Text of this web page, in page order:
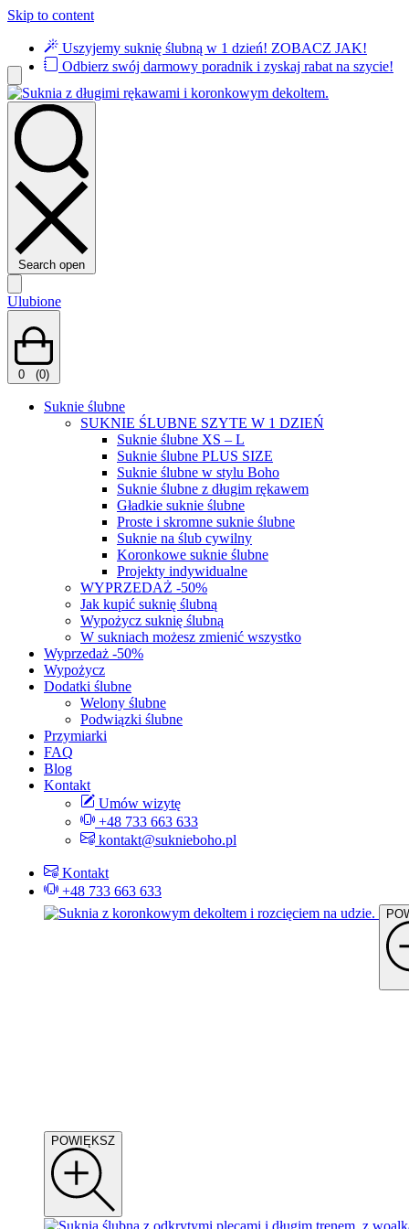
Skip to content
Uszyjemy suknię ślubną w 1 dzień! ZOBACZ JAK!
Odbierz swój darmowy poradnik i zyskaj rabat na szycie!
Search open
Ulubione
0 (0)
Suknie ślubne
SUKNIE ŚLUBNE SZYTE W 1 DZIEŃ
Suknie ślubne XS – L
Suknie ślubne PLUS SIZE
Suknie ślubne w stylu Boho
Suknie ślubne z długim rękawem
Gładkie suknie ślubne
Proste i skromne suknie ślubne
Suknie na ślub cywilny
Koronkowe suknie ślubne
Projekty indywidualne
WYPRZEDAŻ -50%
Jak kupić suknię ślubną
Wypożycz suknię ślubną
W sukniach możesz zmienić wszystko
Wyprzedaż -50%
Wypożycz
Dodatki ślubne
Welony ślubne
Podwiązki ślubne
Przymiarki
FAQ
Blog
Kontakt
Umów wizytę
+48 733 663 633
kontakt@suknieboho.pl
Kontakt
+48 733 663 633
POWIĘKSZ